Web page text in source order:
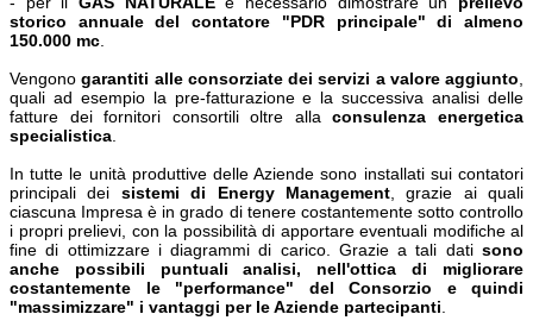
storico annuale del contatore "PDR principale" di almeno
150.000 mc
Vengonogarantiti alle consorziate dei servizi a valore aggiunto
quali ad esempio la pre-fatturazione e la successiva analisi delle
fatture dei fornitori consortili oltre allaconsulenza energetica
specialistica
In tutte le unità produttive delle Aziende sono installati sui contatori
principali dei sistemi di Energy Management, grazie ai quali
ciascuna Impresa è in grado di tenere costantemente sotto controllo
i propri prelievi, con la possibilità di apportare eventuali modifiche al
fine di ottimizzare i diagrammi di carico. Grazie a tali dati sono
anche possibili puntuali analisi, nell'ottica di migliorare
costantemente le "performance" del Consorzio e quindi
"massimizzare" i vantaggi per le Aziende partecipanti